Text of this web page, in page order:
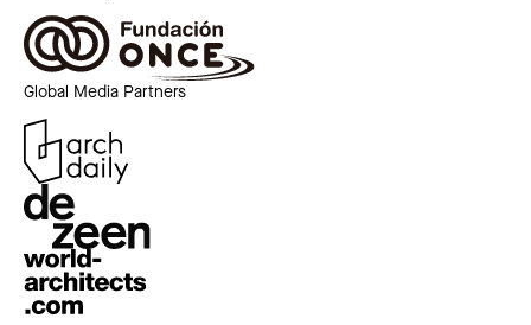
Global Media Partners